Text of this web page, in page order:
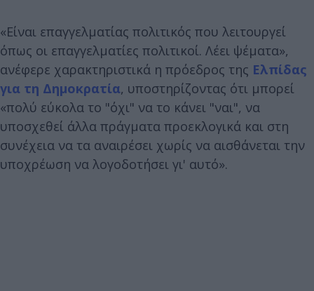
«Είναι επαγγελματίας πολιτικός που λειτουργεί
όπως οι επαγγελματίες πολιτικοί. Λέει ψέματα»,
ανέφερε χαρακτηριστικά η πρόεδρος της Ελπίδας
για τη Δημοκρατία, υποστηρίζοντας ότι μπορεί
«πολύ εύκολα το "όχι" να το κάνει "ναι", να
υποσχεθεί άλλα πράγματα προεκλογικά και στη
συνέχεια να τα αναιρέσει χωρίς να αισθάνεται την
υποχρέωση να λογοδοτήσει γι' αυτό».